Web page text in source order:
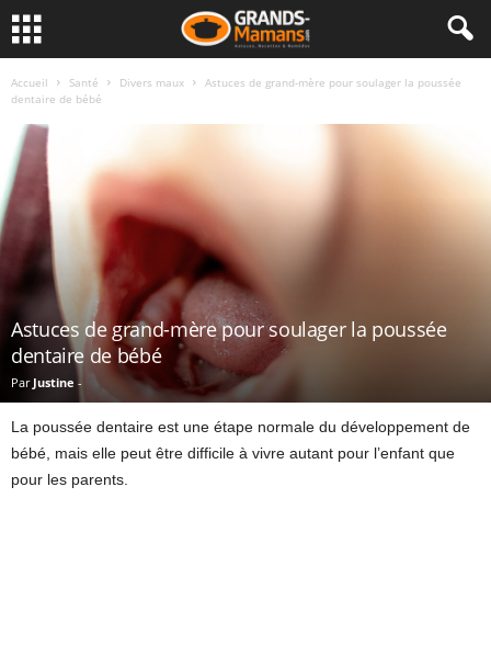
Accueil Santé Divers maux
Astuces de grand-mère pour soulager la poussée
dentaire de bébé
Astuces de grand-mère pour soulager la poussée
dentaire de bébé
Par Justine -
La poussée dentaire est une étape normale du développement de
bébé, mais elle peut être difficile à vivre autant pour l’enfant que
pour les parents.